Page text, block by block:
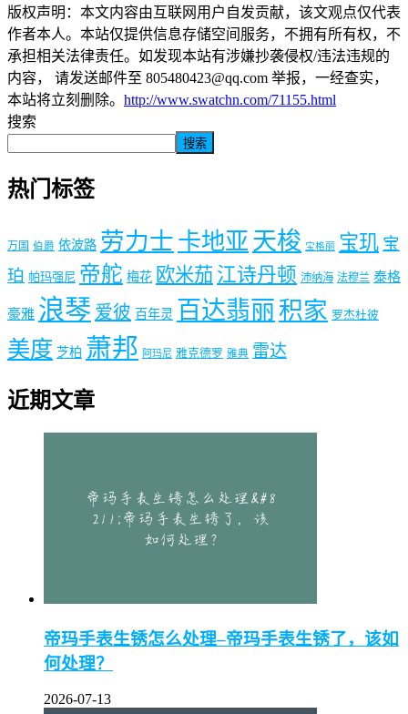
版权声明：本文内容由互联网用户自发贡献，该文观点仅代表
作者本人。本站仅提供信息存储空间服务，不拥有所有权，不
承担相关法律责任。如发现本站有涉嫌抄袭侵权/违法违规的
内容， 请发送邮件至 805480423@qq.com 举报，一经查实，
本站将立刻删除。 http://www.swatchn.com/71155.html
搜索
搜索
热门标签
万国 伯爵 依波路 劳力士 卡地亚 天梭 宝格丽 宝玑 宝
珀 帕玛强尼 帝舵 梅花 欧米茄 江诗丹顿 沛纳海 法穆兰 泰格
豪雅 浪琴 爱彼 百年灵 百达翡丽 积家 罗杰杜彼
美度 芝柏 萧邦 阿玛尼 雅克德罗 雅典 雷达
近期文章
帝玛手表生锈怎么处理–帝玛手表生锈了，该如
何处理？
2026-07-13